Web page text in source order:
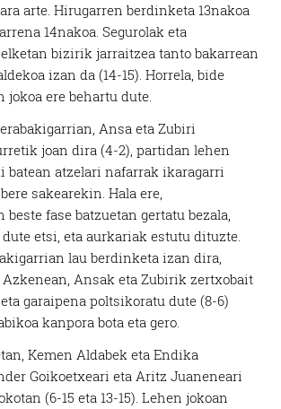
arte. Hirugarren berdinketa 13nakoa
14nakoa. Segurolak eta
bizirik jarraitzea tanto bakarrean
izan da (14-15). Horrela, bide
jokoa ere behartu dute.
Ansa eta Zubiri
joan dira (4-2), partidan lehen
batean atzelari nafarrak ikaragarri
sakearekin. Hala ere,
beste fase batzuetan gertatu bezala,
etsi, eta aurkariak estutu dituzte.
lau berdinketa izan dira,
Ansak eta Zubirik zertxobait
garaipena poltsikoratu dute (8-6)
kanpora bota eta gero.
Kemen Aldabek eta Endika
Goikoetxeari eta Aritz Juaneneari
(6-15 eta 13-15). Lehen jokoan